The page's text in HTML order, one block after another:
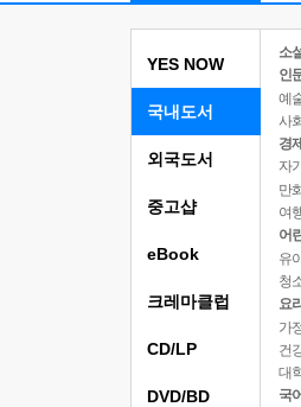
YES NOW
국내도서
소
인
예
사
경
자
만
여
어
유
청
요리
가
건
대
국
외국도서
중고샵
eBook
크레마클럽
CD/LP
DVD/BD